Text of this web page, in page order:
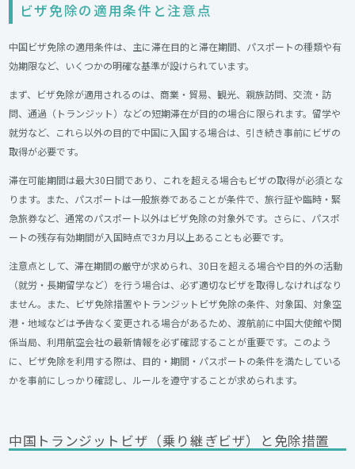
ビザ免除の適用条件と注意点
中国ビザ免除の適用条件は、主に滞在目的と滞在期間、パスポートの種類や有
効期限など、いくつかの明確な基準が設けられています。
まず、ビザ免除が適用されるのは、商業・貿易、観光、親族訪問、交流・訪
問、通過（トランジット）などの短期滞在が目的の場合に限られます。留学や
就労など、これら以外の目的で中国に入国する場合は、引き続き事前にビザの
取得が必要です。
滞在可能期間は最大30日間であり、これを超える場合もビザの取得が必須とな
ります。また、パスポートは一般旅券であることが条件で、旅行証や臨時・緊
急旅券など、通常のパスポート以外はビザ免除の対象外です。さらに、パスポ
ートの残存有効期間が入国時点で3カ月以上あることも必要です。
注意点として、滞在期間の厳守が求められ、30日を超える場合や目的外の活動
（就労・長期留学など）を行う場合は、必ず適切なビザを取得しなければなり
ません。また、ビザ免除措置やトランジットビザ免除の条件、対象国、対象空
港・地域などは予告なく変更される場合があるため、渡航前に中国大使館や関
係当局、利用航空会社の最新情報を必ず確認することが重要です。このよう
に、ビザ免除を利用する際は、目的・期間・パスポートの条件を満たしている
かを事前にしっかり確認し、ルールを遵守することが求められます。
中国トランジットビザ（乗り継ぎビザ）と免除措置